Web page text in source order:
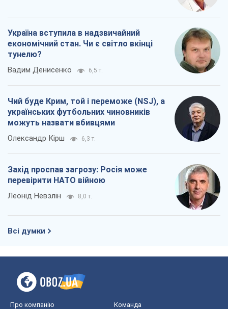
Україна вступила в надзвичайний
економічний стан. Чи є світло вкінці
тунелю?
Вадим Денисенко 6,5 т.
Чий буде Крим, той і переможе (NSJ), а
українських футбольних чиновників
можуть назвати вбивцями
Олександр Кірш 6,3 т.
Захід проспав загрозу: Росія може
перевірити НАТО війною
Леонід Невзлін 8,0 т.
Всі думки
Про компанію Команда